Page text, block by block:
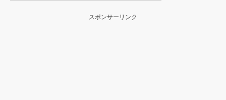
スポンサーリンク